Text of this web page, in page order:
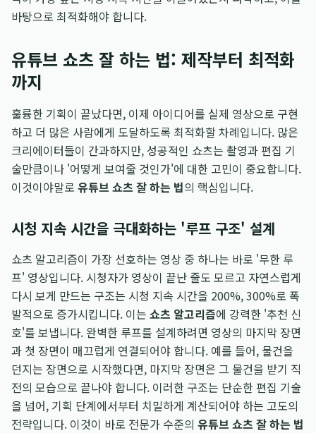
바탕으로 최적화해야 합니다.
유튜브 쇼츠 잘 하는 법: 제작부터 최적화
까지
훌륭한 기획이 끝났다면, 이제 아이디어를 실제 영상으로 구현
하고 더 많은 사람에게 도달하도록 최적화할 차례입니다. 많은
크리에이터들이 간과하지만, 성공적인 쇼츠는 촬영과 편집 기
술만큼이나 '어떻게 보여줄 것인가'에 대한 고민이 중요합니다.
이것이야말로 유튜브 쇼츠 잘 하는 법의 핵심입니다.
시청 지속 시간을 극대화하는 '루프 구조' 설계
쇼츠 알고리즘이 가장 선호하는 영상 중 하나는 바로 '무한 루
프' 영상입니다. 시청자가 영상이 끝난 줄도 모르고 자연스럽게
다시 보게 만드는 구조는 시청 지속 시간을 200%, 300%로 폭
발적으로 증가시킵니다. 이는 쇼츠 알고리즘에 강력한 '추천 신
호'를 보냅니다. 완벽한 루프를 설계하려면 영상의 마지막 장면
과 첫 장면이 매끄럽게 연결되어야 합니다. 예를 들어, 물건을
던지는 장면으로 시작했다면, 마지막 장면은 그 물건을 받기 직
전의 모습으로 끝나야 합니다. 이러한 구조는 단순한 편집 기술
을 넘어, 기획 단계에서부터 치밀하게 계산되어야 하는 고도의
전략입니다. 이것이 바로 전문가 수준의 유튜브 쇼츠 잘 하는 법